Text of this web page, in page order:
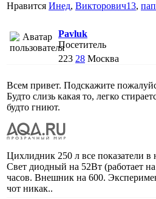
Нравится Инед, Викторович13,
Pavluk
Посетитель
223 28 Москва
Всем привет. Подскажите
Будто слизь какая то, легко
будто гниют.
Цихлидник 250 л все показатели в
Свет диодный на 52Вт (работает
часов. Внешник на 600.
чот никак..